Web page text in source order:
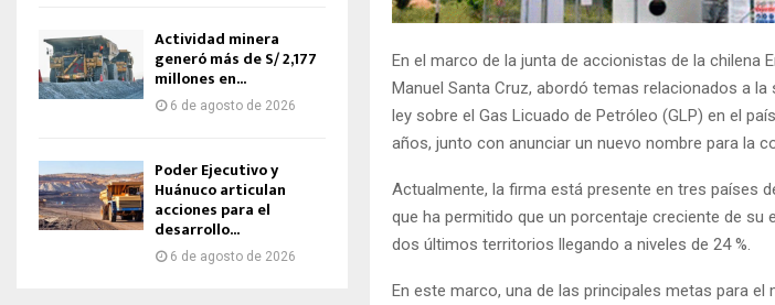
En el marco de la junta de accionistas de la chilena
Manuel Santa Cruz, abordó temas relacionados a
ley sobre el Gas Licuado de Petróleo (GLP) en el
años, junto con anunciar un nuevo nombre para la
Actualmente, la firma está presente en tres países
que ha permitido que un porcentaje creciente de su
dos últimos territorios llegando a niveles de 24 %.
En este marco, una de las principales metas para
Actividad minera
generó más de S/ 2,177
millones en...
6 de agosto de 2026
Poder Ejecutivo y
Huánuco articulan
acciones para el
desarrollo...
6 de agosto de 2026